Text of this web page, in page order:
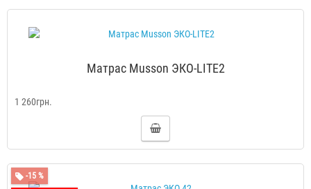
Матрас Musson ЭКО-LITE2
1 260грн.
-15 %